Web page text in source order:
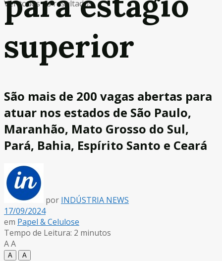
Ver todos os resultados
superior
São mais de 200 vagas abertas para
atuar nos estados de São Paulo,
Maranhão, Mato Grosso do Sul,
Pará, Bahia, Espírito Santo e Ceará
por INDÚSTRIA NEWS
17/09/2024
em Papel & Celulose
Tempo de Leitura: 2 minutos
AA
A
A